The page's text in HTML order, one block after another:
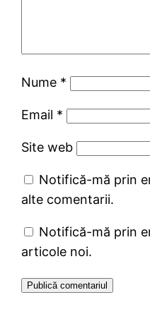
Nume *
Email *
Site web
Notifică-mă prin
alte comentarii.
Notifică-mă prin
articole noi.